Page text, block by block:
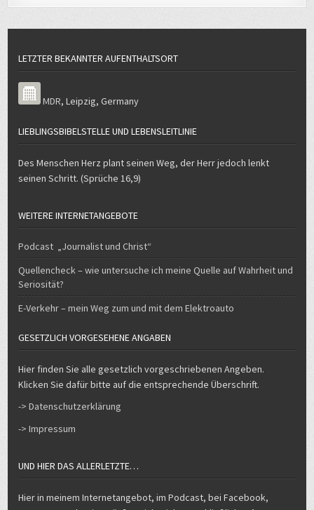
LETZTER BEKANNTER AUFENTHALTSORT
MDR,Leipzig,Germany
LIEBLINGSBIBELSTELLE UND LEBENSLEITLINIE
Des Menschen Herz plant seinen Weg, der Herr jedoch lenkt
seinen Schritt. (Sprüche 16,9)
WEITERE INTERNETANGEBOTE
Podcast „Journalist und Christ“
Quellencheck – wie untersuche ich meine Quelle auf Wahrheit und
Seriosität?
E-Verkehr – mein Weg zum und mit dem Elektroauto
GESETZLICH VORGESEHENE ANGABEN
Hier finden Sie alle gesetzlich vorgeschriebenen Angeben.
Klicken Sie dafür bitte auf die entsprechende Überschrift.
-> Datenschutzerklärung
-> Impressum
UND HIER DAS ALLERLETZTE…
Hier in meinem Internetangebot, im Podcast, bei Facebook,